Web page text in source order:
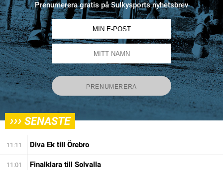
Prenumerera gratis på Sulkysports nyhetsbrev
››› SENASTE
11:11 Diva Ek till Örebro
11:01 Finalklara till Solvalla